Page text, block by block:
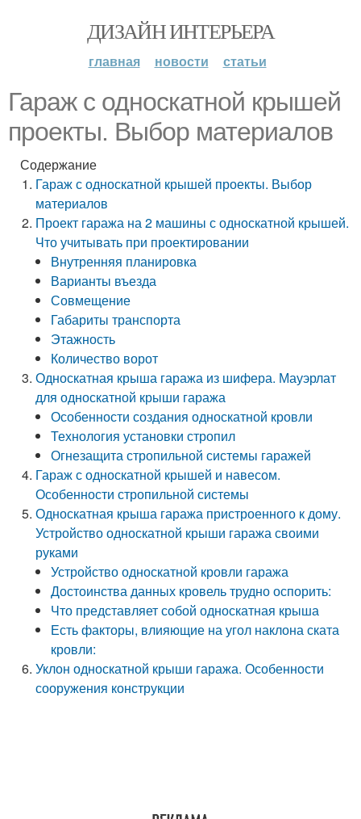
ДИЗАЙН ИНТЕРЬЕРА
главная новости статьи
Гараж с односкатной крышей
проекты. Выбор материалов
Содержание
Гараж с односкатной крышей проекты. Выбор
материалов
Проект гаража на 2 машины с односкатной крышей.
Что учитывать при проектировании
Внутренняя планировка
Варианты въезда
Совмещение
Габариты транспорта
Этажность
Количество ворот
Односкатная крыша гаража из шифера. Мауэрлат
для односкатной крыши гаража
Особенности создания односкатной кровли
Технология установки стропил
Огнезащита стропильной системы гаражей
Гараж с односкатной крышей и навесом.
Особенности стропильной системы
Односкатная крыша гаража пристроенного к дому.
Устройство односкатной крыши гаража своими
руками
Устройство односкатной кровли гаража
Достоинства данных кровель трудно оспорить:
Что представляет собой односкатная крыша
Есть факторы, влияющие на угол наклона ската
кровли:
Уклон односкатной крыши гаража. Особенности
сооружения конструкции